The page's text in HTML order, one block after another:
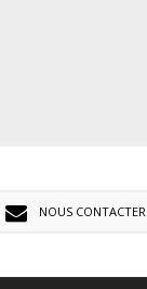
NOUS CONTACTER